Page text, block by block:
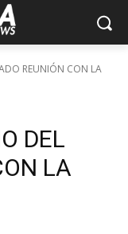
REUNIÓN CON LA
DEL
LA